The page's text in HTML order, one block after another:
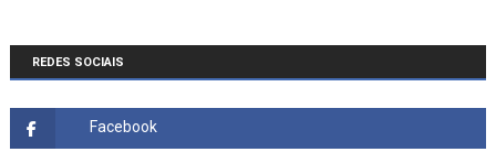
REDES SOCIAIS